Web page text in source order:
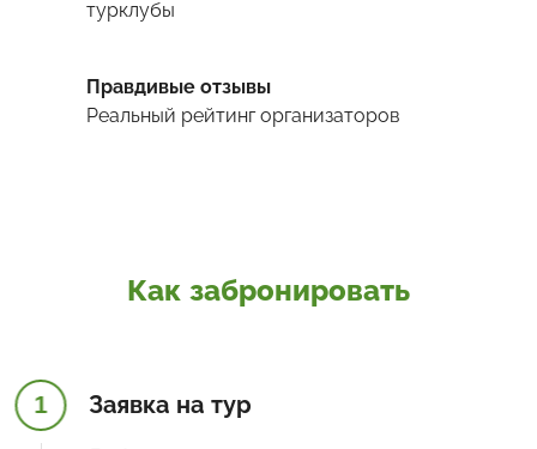
турклубы
Правдивые отзывы
Реальный рейтинг организаторов
Как забронировать
1 Заявка на тур